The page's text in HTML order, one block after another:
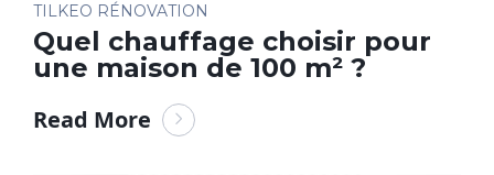
TILKEO RÉNOVATION
Quel chauffage choisir pour
une maison de 100 m² ?
Read More